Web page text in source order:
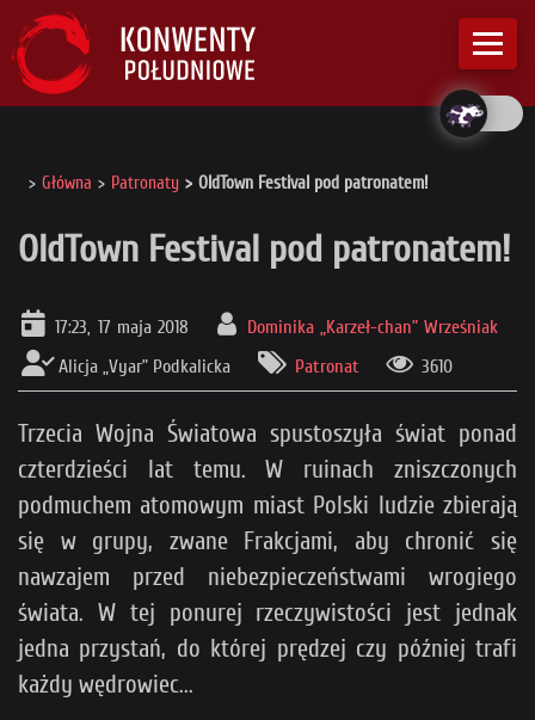
Główna Patronaty OldTown Festival pod patronatem!
OldTown Festival pod patronatem!
17:23, 17 maja 2018
Dominika „Karzeł-chan” Wrześniak
Alicja „Vyar” Podkalicka
Patronat 3610
Trzecia Wojna Światowa spustoszyła świat ponad
czterdzieści lat temu. W ruinach zniszczonych
podmuchem atomowym miast Polski ludzie zbierają
się w grupy, zwane Frakcjami, aby chronić się
nawzajem przed niebezpieczeństwami wrogiego
świata. W tej ponurej rzeczywistości jest jednak
jedna przystań, do której prędzej czy później trafi
każdy wędrowiec...